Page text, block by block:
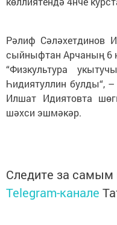
Рәлиф Сәләхетдинов
сыйныфтан Арчаның 6
“Физкультура
Һидиятуллин булды“,
Илшат Идиятовта
шәхси эшмәкәр.
Следите за
Telegram-канале